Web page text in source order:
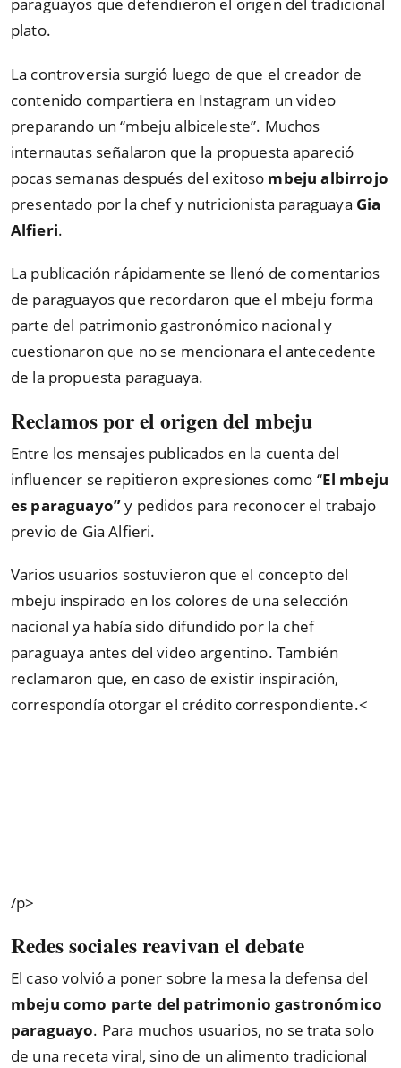
plato.
La controversia surgió luego de que el creador de
contenido compartiera en Instagram un video
preparando un “mbeju albiceleste”. Muchos
internautas señalaron que la propuesta apareció
pocas semanas después del exitoso mbeju albirrojo
presentado por la chef y nutricionista paraguaya Gia
Alfieri.
La publicación rápidamente se llenó de comentarios
de paraguayos que recordaron que el mbeju forma
parte del patrimonio gastronómico nacional y
cuestionaron que no se mencionara el antecedente
de la propuesta paraguaya.
Reclamos por el origen del mbeju
Entre los mensajes publicados en la cuenta del
influencer se repitieron expresiones como “El mbeju
es paraguayo”y pedidos para reconocer el trabajo
previo de Gia Alfieri.
Varios usuarios sostuvieron que el concepto del
mbeju inspirado en los colores de una selección
nacional ya había sido difundido por la chef
paraguaya antes del video argentino. También
reclamaron que, en caso de existir inspiración,
correspondía otorgar el crédito correspondiente.<
/p>
Redes sociales reavivan el debate
El caso volvió a poner sobre la mesa la defensa del
mbeju como parte del patrimonio gastronómico
paraguayo. Para muchos usuarios, no se trata solo
de una receta viral, sino de un alimento tradicional